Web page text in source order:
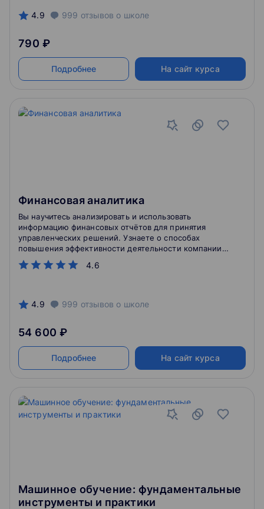
запросы для продвижения и какие инструменты
использовать для оптимизации своего сайта.
4.9 999 отзывов о школе
790 ₽
Подробнее На сайт курса
Финансовая аналитика
4.6
Вы научитесь анализировать и использовать
информацию финансовых отчётов для принятия
управленческих решений. Узнаете о способах
повышения эффективности деятельности компании
через использование результатов финансового
анализа.
4.9 999 отзывов о школе
54 600 ₽
Подробнее На сайт курса
Машинное обучение: фундаментальные
инструменты и практики